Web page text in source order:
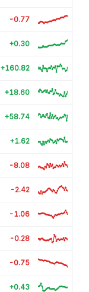
-0.77
+0.30
+160.82
+18.60
+58.74
+1.62
-8.08
-2.42
-1.06
-0.28
-0.75
+0.43